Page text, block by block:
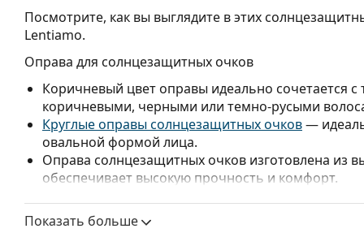
Посмотрите, как вы выглядите в этих
Lentiamo.
Оправа для солнцезащитных очков
Коричневый цвет оправы идеально сочетается
коричневыми, черными или темно-русыми
Круглые оправы солнцезащитных очков—
овальной формой лица.
Оправа солнцезащитных очков изготовлена из
обеспечивает высокую прочность и комфорт.
Линзы для солнцезащитных очков
Показать больше